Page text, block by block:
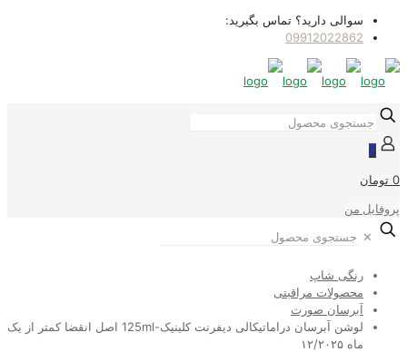
سوالی دارید؟ تماس بگیرید:
09912022862
0
0 تومان
پروفایل من
✕
رنگی شاپ
محصولات مراقبتی
آبرسان صورت
لوشن آبرسان دراماتیکالی دیفرنت کلینیک-125ml اصل انقضا کمتر از یک
ماه ۱۲/۲۰۲۵